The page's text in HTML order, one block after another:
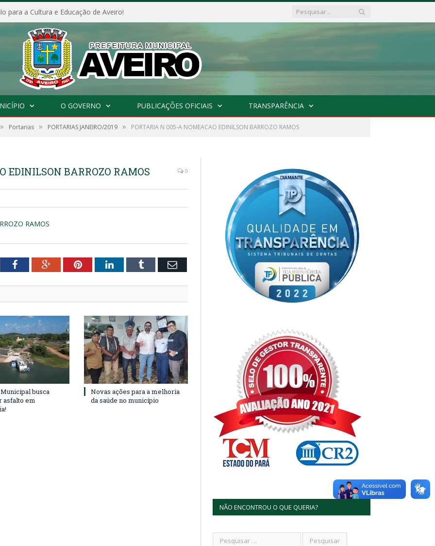
para a Cultura e Educação de Aveiro!
O GOVERNO PUBLICAÇÕES OFICIAIS TRANSPARÊNCIA
» Portarias » PORTARIAS JANEIRO/2019 » PORTARIA N 005-A NOMEACAO EDINILSON BARROZO RAMOS
EDINILSON BARROZO RAMOS 0
RAMOS
FacebookGoogle+PinterestLinkedInTumblr Email
busca
asfalto em
Novas ações para a melhoria
da saúde no município
NÃO ENCONTROU O QUE QUERIA?